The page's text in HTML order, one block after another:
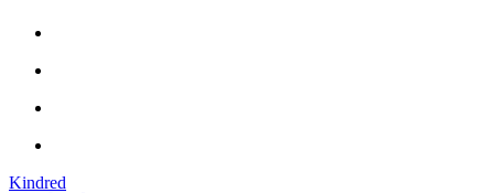
Kindred